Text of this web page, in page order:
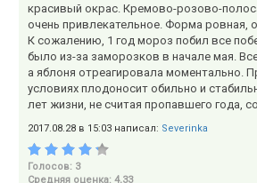
красивый окрас. Кремово-розово-
очень привлекательное. Форма ровная,
К сожалению, 1 год мороз побил все
было из-за заморозков в начале мая.
а яблоня отреагировала моментально.
условиях плодоносит обильно и
лет жизни, не считая пропавшего года,
2017.08.28 в 15:03 написал: Severinka
Голосов: 3
Средняя оценка: 4,33